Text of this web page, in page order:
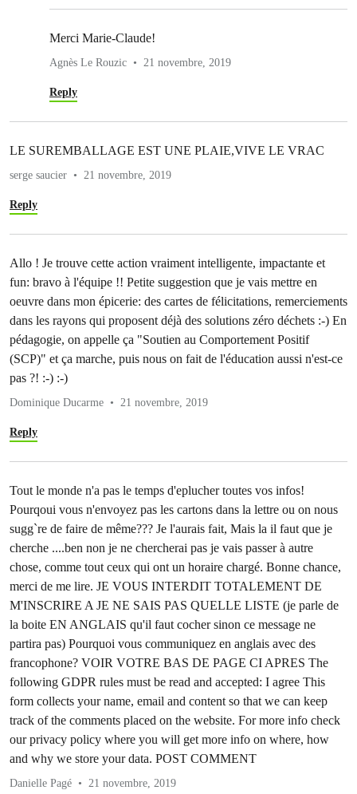
Merci Marie-Claude!
Agnès Le Rouzic 21 novembre, 2019
Reply
LE SUREMBALLAGE EST UNE PLAIE,VIVE LE VRAC
serge saucier 21 novembre, 2019
Reply
Allo ! Je trouve cette action vraiment intelligente, impactante et
fun: bravo à l'équipe !! Petite suggestion que je vais mettre en
oeuvre dans mon épicerie: des cartes de félicitations, remerciements
dans les rayons qui proposent déjà des solutions zéro déchets :-) En
pédagogie, on appelle ça "Soutien au Comportement Positif
(SCP)" et ça marche, puis nous on fait de l'éducation aussi n'est-ce
pas ?! :-) :-)
Dominique Ducarme 21 novembre, 2019
Reply
Tout le monde n'a pas le temps d'eplucher toutes vos infos!
Pourqoui vous n'envoyez pas les cartons dans la lettre ou on nous
sugg`re de faire de même??? Je l'aurais fait, Mais la il faut que je
cherche ....ben non je ne chercherai pas je vais passer à autre
chose, comme tout ceux qui ont un horaire chargé. Bonne chance,
merci de me lire. JE VOUS INTERDIT TOTALEMENT DE
M'INSCRIRE A JE NE SAIS PAS QUELLE LISTE (je parle de
la boite EN ANGLAIS qu'il faut cocher sinon ce message ne
partira pas) Pourquoi vous communiquez en anglais avec des
francophone? VOIR VOTRE BAS DE PAGE CI APRES The
following GDPR rules must be read and accepted: I agree This
form collects your name, email and content so that we can keep
track of the comments placed on the website. For more info check
our privacy policy where you will get more info on where, how
and why we store your data. POST COMMENT
Danielle Pagé 21 novembre, 2019